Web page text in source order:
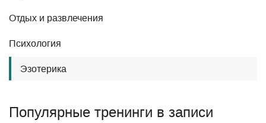
Отдых и развлечения
Психология
Эзотерика
Популярные тренинги в записи